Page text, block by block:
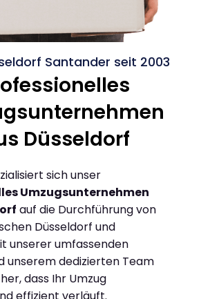
Santander seit 2003
Düsseldorf
sich unser
Umzugsunternehmen
auf die Durchführung von
Düsseldorf und
unserer umfassenden
unserem dedizierten Team
dass Ihr Umzug